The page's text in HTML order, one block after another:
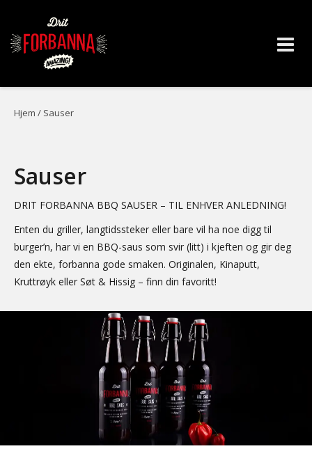
to
Hjem / Sauser
Sauser
DRIT FORBANNA BBQ SAUSER – TIL ENHVER ANLEDNING!
Enten du griller, langtidssteker eller bare vil ha noe digg til
burger’n, har vi en BBQ-saus som svir (litt) i kjeften og gir deg
den ekte, forbanna gode smaken. Originalen, Kinaputt,
Kruttrøyk eller Søt & Hissig – finn din favoritt!